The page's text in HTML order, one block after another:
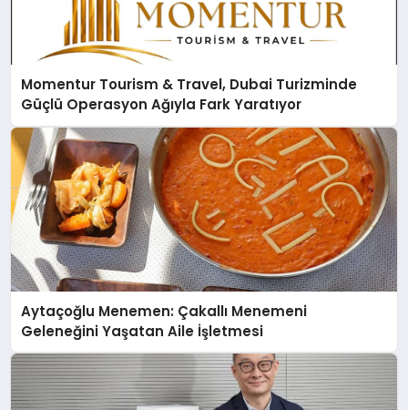
Momentur Tourism & Travel, Dubai Turizminde
Güçlü Operasyon Ağıyla Fark Yaratıyor
Aytaçoğlu Menemen: Çakallı Menemeni
Geleneğini Yaşatan Aile İşletmesi